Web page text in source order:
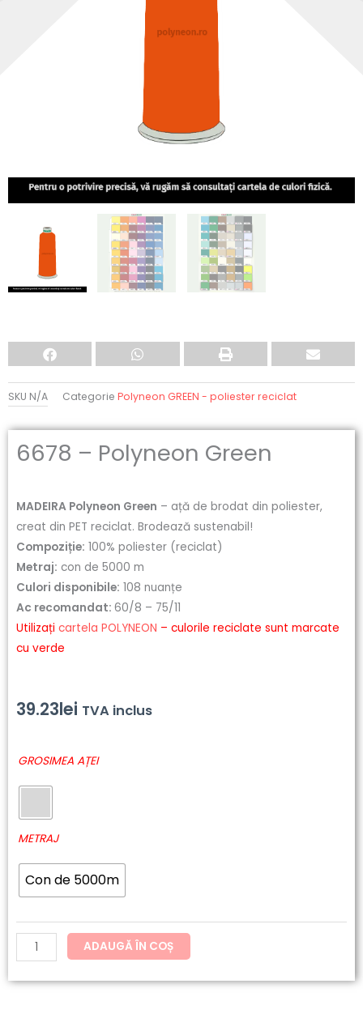
SKU N/A Categorie Polyneon GREEN - poliester reciclat
6678 – Polyneon Green
MADEIRA Polyneon Green – ață de brodat din poliester,
creat din PET reciclat. Brodează sustenabil!
Compoziție: 100% poliester (reciclat)
Metraj: con de 5000 m
Culori disponibile: 108 nuanțe
Ac recomandat: 60/8 – 75/11
Utilizați cartela POLYNEON – culorile reciclate sunt marcate
cu verde
39.23lei TVA inclus
GROSIMEA AȚEI
METRAJ
Con de 5000m
Cantitate
Polyneon
Green
ADAUGĂ ÎN COȘ